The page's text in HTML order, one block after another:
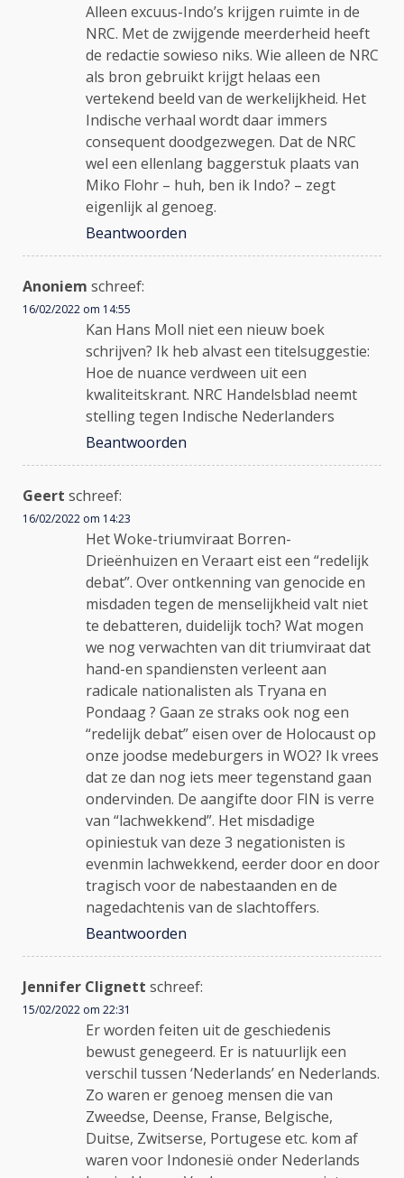
Alleen excuus-Indo’s krijgen ruimte in de
NRC. Met de zwijgende meerderheid heeft
de redactie sowieso niks. Wie alleen de NRC
als bron gebruikt krijgt helaas een
vertekend beeld van de werkelijkheid. Het
Indische verhaal wordt daar immers
consequent doodgezwegen. Dat de NRC
wel een ellenlang baggerstuk plaats van
Miko Flohr – huh, ben ik Indo? – zegt
eigenlijk al genoeg.
Beantwoorden
Anoniem schreef:
16/02/2022 om 14:55
Kan Hans Moll niet een nieuw boek
schrijven? Ik heb alvast een titelsuggestie:
Hoe de nuance verdween uit een
kwaliteitskrant. NRC Handelsblad neemt
stelling tegen Indische Nederlanders
Beantwoorden
Geert schreef:
16/02/2022 om 14:23
Het Woke-triumviraat Borren-
Drieënhuizen en Veraart eist een “redelijk
debat”. Over ontkenning van genocide en
misdaden tegen de menselijkheid valt niet
te debatteren, duidelijk toch? Wat mogen
we nog verwachten van dit triumviraat dat
hand-en spandiensten verleent aan
radicale nationalisten als Tryana en
Pondaag ? Gaan ze straks ook nog een
“redelijk debat” eisen over de Holocaust op
onze joodse medeburgers in WO2? Ik vrees
dat ze dan nog iets meer tegenstand gaan
ondervinden. De aangifte door FIN is verre
van “lachwekkend”. Het misdadige
opiniestuk van deze 3 negationisten is
evenmin lachwekkend, eerder door en door
tragisch voor de nabestaanden en de
nagedachtenis van de slachtoffers.
Beantwoorden
Jennifer Clignett schreef:
15/02/2022 om 22:31
Er worden feiten uit de geschiedenis
bewust genegeerd. Er is natuurlijk een
verschil tussen ‘Nederlands’ en Nederlands.
Zo waren er genoeg mensen die van
Zweedse, Deense, Franse, Belgische,
Duitse, Zwitserse, Portugese etc. kom af
waren voor Indonesië onder Nederlands